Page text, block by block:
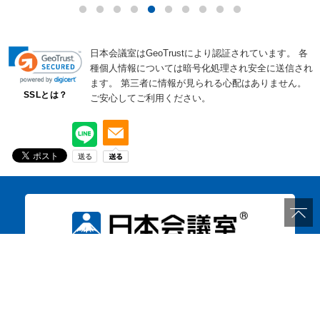
SSLとは？
日本会議室はGeoTrustにより認証されています。
各
種個人情報については暗号化処理され安全に送信され
ます。
第三者に情報が見られる心配はありません。
ご安心してご利用ください。